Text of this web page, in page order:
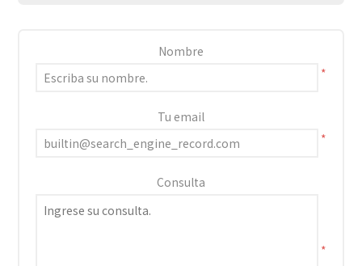
Nombre
*
Tu email
*
Consulta
*